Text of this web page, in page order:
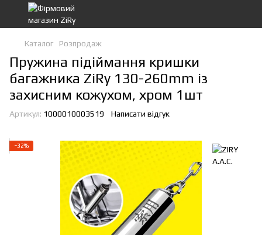
Каталог Розпродаж
Пружина підіймання кришки
багажника ZiRy 130-260mm із
захисним кожухом, хром 1шт
Артикул: 1000010003519 Написати відгук
−32%